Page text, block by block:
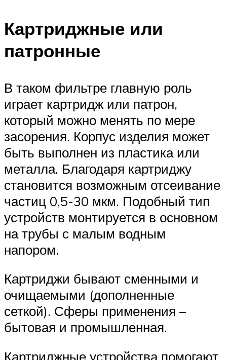
Картриджные или
патронные
В таком фильтре главную роль
играет картридж или патрон,
который можно менять по мере
засорения. Корпус изделия может
быть выполнен из пластика или
металла. Благодаря картриджу
становится возможным отсеивание
частиц 0,5-30 мкм. Подобный тип
устройств монтируется в основном
на трубы с малым водным
напором.
Картриджи бывают сменными и
очищаемыми (дополненные
сеткой). Сферы применения –
бытовая и промышленная.
Картриджные устройства помогают